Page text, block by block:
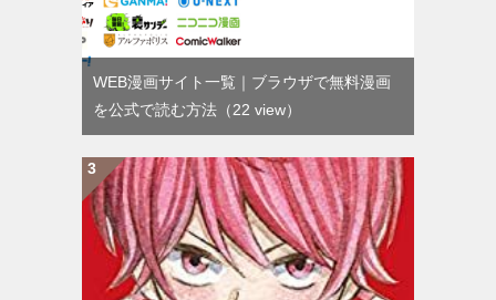
WEB漫画サイト一覧｜ブラウザで無料漫画
を公式で読む方法 （22 view）